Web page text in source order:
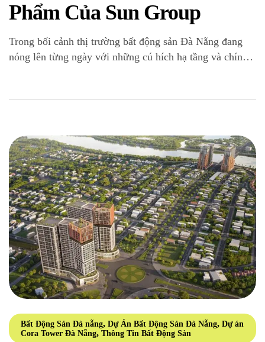
Phẩm Của Sun Group
Trong bối cảnh thị trường bất động sản Đà Nẵng đang
nóng lên từng ngày với những cú hích hạ tầng và chính
Đây không chỉ đơn thuần là một dự án […]
Bất Động Sản Đà nẵng, Dự Án Bất Động Sản Đà Nẵng, Dự án
Cora Tower Đà Nẵng, Thông Tin Bất Động Sản